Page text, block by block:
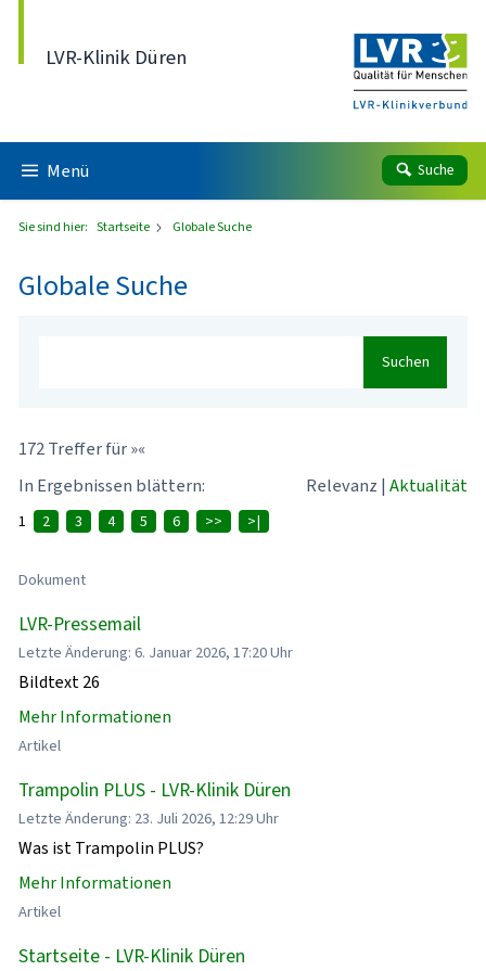
LVR-Klinik Düren
Menü Suche
Sie sind hier: Startseite Globale Suche
Globale Suche
Suchen
172 Treffer für »«
In Ergebnissen blättern:
Relevanz | Aktualität
1 2 3 4 5 6 >> >|
Dokument
LVR-Pressemail
Letzte Änderung: 6. Januar 2026, 17:20 Uhr
Bildtext 26
Mehr Informationen
Artikel
Trampolin PLUS - LVR-Klinik Düren
Letzte Änderung: 23. Juli 2026, 12:29 Uhr
Was ist Trampolin PLUS?
Mehr Informationen
Artikel
Startseite - LVR-Klinik Düren